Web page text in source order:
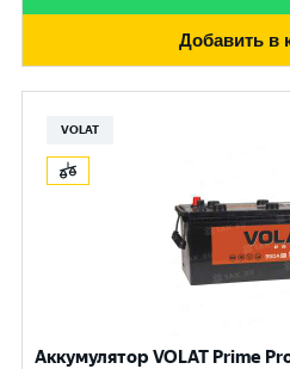
Добавить в
VOLAT
Аккумулятор VOLAT Prime